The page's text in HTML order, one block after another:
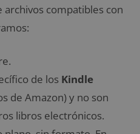
compatibles con
de los Kindle
de Amazon) y no son
libros electrónicos.